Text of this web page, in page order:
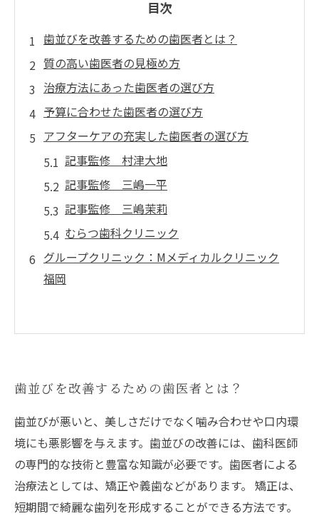
目次
歯並びを改善するための歯医者とは？
質の高い歯医者の見極め方
治療方法にあった歯医者の選び方
予算に合わせた歯医者の選び方
アフターケアの充実した歯医者の選び方
記事監修 村津大地
記事監修 三嶋一平
記事監修 三嶋茉莉
むらつ歯科クリニック
グループクリニック：Mメディカルクリニック
福岡
歯並びを改善するための歯医者とは？
歯並びが悪いと、美しさだけでなく噛み合わせや口内環
境にも悪影響を与えます。歯並びの改善には、歯科医師
の専門的な技術と豊富な知識が必要です。歯医者による
治療法としては、矯正や義歯などがあります。 矯正は、
短期間で綺麗な歯列を形成することができる方法です。